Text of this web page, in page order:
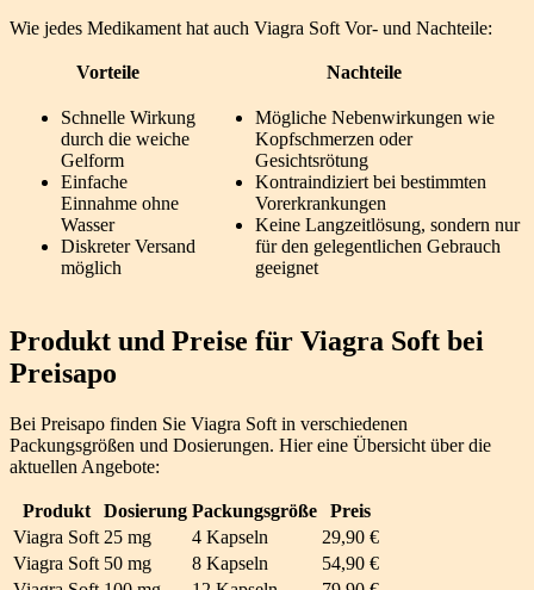
Wie jedes Medikament hat auch Viagra Soft Vor- und Nachteile:
Vorteile Nachteile
Schnelle Wirkung
durch die weiche
Gelform
Einfache
Einnahme ohne
Wasser
Diskreter Versand
möglich
Mögliche Nebenwirkungen wie
Kopfschmerzen oder
Gesichtsrötung
Kontraindiziert bei bestimmten
Vorerkrankungen
Keine Langzeitlösung, sondern nur
für den gelegentlichen Gebrauch
geeignet
Produkt und Preise für Viagra Soft bei
Preisapo
Bei Preisapo finden Sie Viagra Soft in verschiedenen
Packungsgrößen und Dosierungen. Hier eine Übersicht über die
aktuellen Angebote:
Produkt Dosierung Packungsgröße
Preis
Viagra Soft 25 mg 4 Kapseln
29,90 €
Viagra Soft 50 mg 8 Kapseln
54,90 €